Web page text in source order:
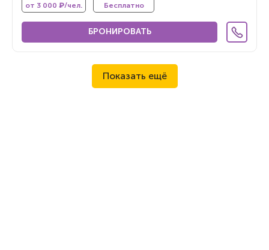
от 3 000 ₽/чел. Бесплатно
БРОНИРОВАТЬ
Показать ещё